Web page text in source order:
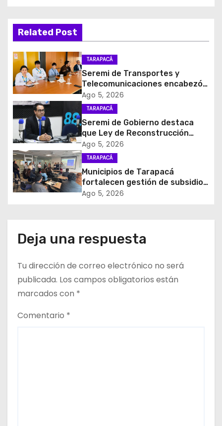
c
i
ó
n
d
e
e
n
t
d
a
s
Related Post
TARAPACÁ
Seremi de Transportes y
Telecomunicaciones encabezó
primera mesa de coordinación
para el retiro de cables en
desuso en Iquique
Ago 5, 2026
TARAPACÁ
Seremi de Gobierno destaca
que Ley de Reconstrucción
Nacional impulsará la inversión
y el empleo en Tarapacá
Ago 5, 2026
TARAPACÁ
Municipios de Tarapacá
fortalecen gestión de subsidios
de agua potable en jornada
Ago 5, 2026
Deja una respuesta
Tu dirección de correo electrónico no será
publicada. Los campos obligatorios están
marcados con *
Comentario *